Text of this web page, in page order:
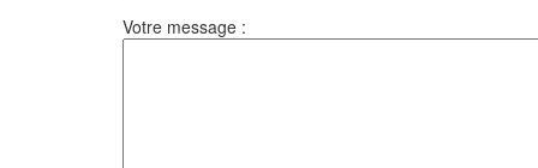
Votre message :